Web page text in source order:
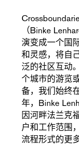
（Binke
演变成一个国
和灵感，将自
泛的社区互动
个城市的游览
备，我们始终
年，Binke
因河畔法兰克
户和工作范围
流程形式的更